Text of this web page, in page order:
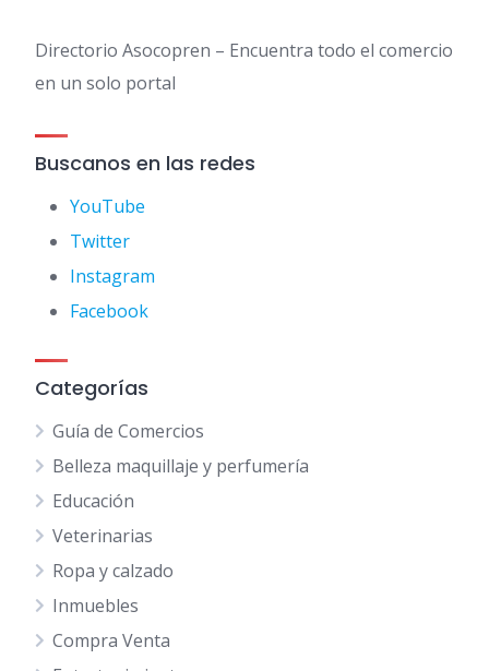
Directorio Asocopren – Encuentra todo el comercio
en un solo portal
Buscanos en las redes
YouTube
Twitter
Instagram
Facebook
Categorías
Guía de Comercios
Belleza maquillaje y perfumería
Educación
Veterinarias
Ropa y calzado
Inmuebles
Compra Venta